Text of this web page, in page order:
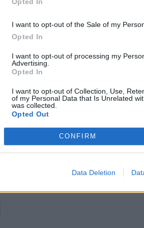
I want to opt-out of the Sale of my
Opted In
I want to opt-out of processing my
Advertising.
Opted In
I want to opt-out of Collection, Use,
of my Personal Data that Is Unrelated
was collected.
Opted Out
CONFIRM
Data Deletion